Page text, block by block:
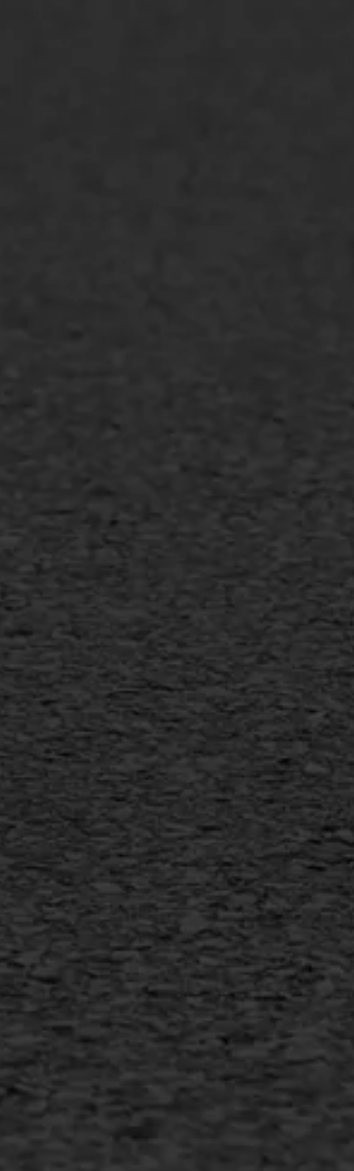
Gietasfalt reparatie
Scheurreparatie
Flexigoot
Vertical seal
Vlakslijpen
Vorstschade
AWS ASFALTWERKEN
+31 493 842 840
info@asfaltwerken.nl
MEER INFORMATIE
Inschrijven nieuwsbrief
Duurzaam ondernemen